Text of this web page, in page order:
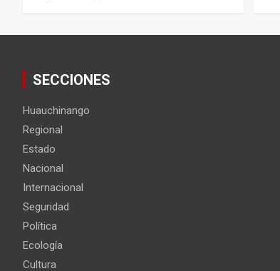
SECCIONES
Huauchinango
Regional
Estado
Nacional
Internacional
Seguridad
Política
Ecología
Cultura